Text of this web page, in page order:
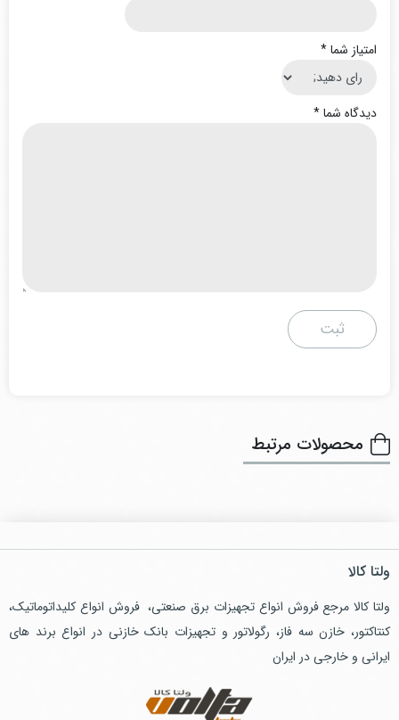
امتیاز شما*
دیدگاه شما*
محصولات مرتبط
ولتا کالا
ولتا کالا مرجع فروش انواع تجهیزات برق صنعتی، فروش انواع کلیداتوماتیک،
کنتاکتور، خازن سه فاز، رگولاتور و تجهیزات بانک خازنی در انواع برند های
ایرانی و خارجی در ایران